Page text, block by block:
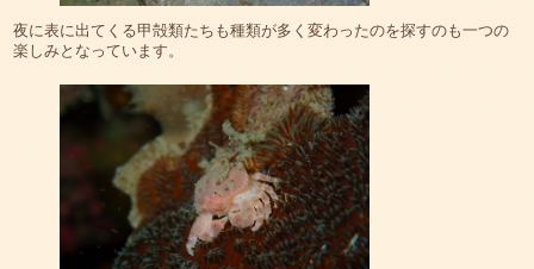
夜に表に出てくる甲殻類たちも種類が多く変わったのを探すのも一つの
楽しみとなっています。